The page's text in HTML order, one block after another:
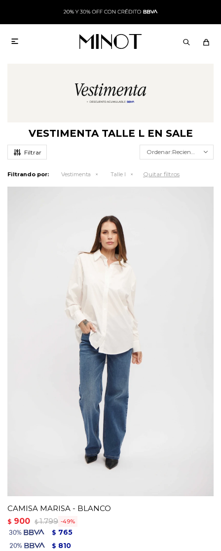

VESTIMENTA TALLE L EN SALE
Recientes
Filtrando por: Vestimenta Talle l Quitar filtros
CAMISA MARISA - BLANCO
$ 900 $ 1.799 49
$ 765
$ 810